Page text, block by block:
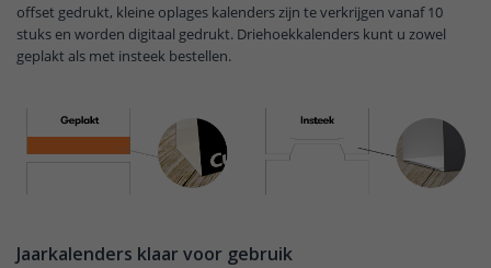
offset gedrukt, kleine oplages kalenders zijn te verkrijgen vanaf 10
stuks en worden digitaal gedrukt. Driehoekkalenders kunt u zowel
geplakt als met insteek bestellen.
Jaarkalenders klaar voor gebruik